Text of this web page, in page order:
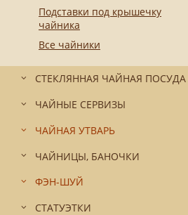
Подставки под крышечку
чайника
Все чайники
СТЕКЛЯННАЯ ЧАЙНАЯ ПОСУДА
ЧАЙНЫЕ СЕРВИЗЫ
ЧАЙНАЯ УТВАРЬ
ЧАЙНИЦЫ, БАНОЧКИ
ФЭН-ШУЙ
СТАТУЭТКИ